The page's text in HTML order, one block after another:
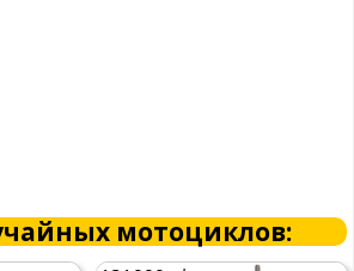
мотоциклов: